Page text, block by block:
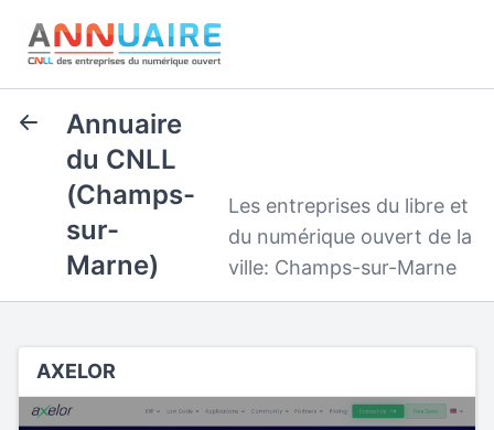
Annuaire
du CNLL
(Champs-
sur-
Marne)
Les entreprises du libre et
du numérique ouvert de la
ville: Champs-sur-Marne
AXELOR